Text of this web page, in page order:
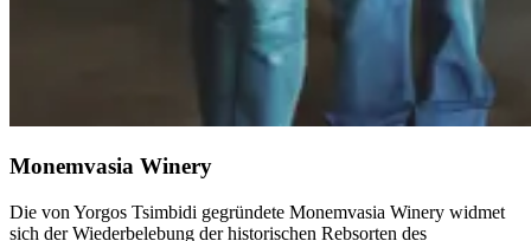
Monemvasia Winery
Die von Yorgos Tsimbidi gegründete Monemvasia Winery widmet
sich der Wiederbelebung der historischen Rebsorten des